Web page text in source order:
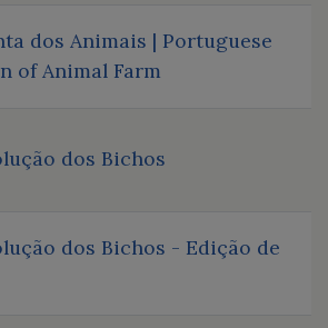
dos Animais | Portuguese
of Animal Farm
dos Bichos
dos Bichos - Edição de